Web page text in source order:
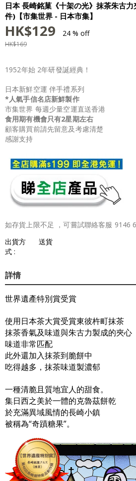
日本 長崎銘菓《十架の光》抹茶朱古
件)【市集世界 - 日本市集】
HK$129 24 % off
HK$169
1952年始 2年研發誕經典！
日本新鮮空運 伴手禮系列
*人氣手信名店新鮮製作
市集世界 每週少量空運直送香港
食用期有機會只有2星期左右
顧客購買前請先留意及考慮清楚
感謝支持
如存貨上限不足 ，可嘗試聯絡客服 9146
出貨方
式 :
送貨
詳情
世界遺產特別賞受賞
使用日本茶大賞受賞東彼杵町抹茶
抹茶香氣及味道與朱古力製成的夾心
味道非常匹配
此外還加入抹茶到脆餅中
吃得越多，抹茶味道製濃郁
一種清脆且質地宜人的甜食。
集日西之美於一體的克魯茲餅乾
於充滿異域風情的長崎小鎮
被稱為“奇蹟糖果”。